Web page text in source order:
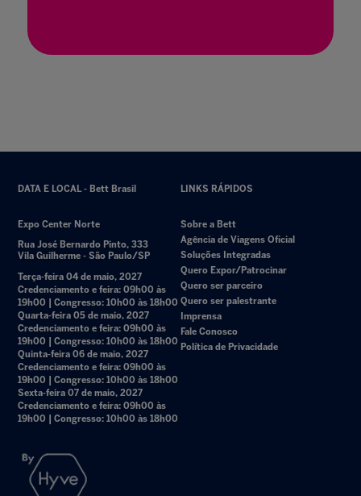
DATA E LOCAL - Bett Brasil
Expo Center Norte
Rua José Bernardo Pinto, 333
Vila Guilherme - São Paulo/SP
Terça-feira 04 de maio, 2027
Credenciamento e feira: 09h00 às
19h00 | Congresso: 10h00 às 18h00
Quarta-feira 05 de maio, 2027
Credenciamento e feira: 09h00 às
19h00 | Congresso: 10h00 às 18h00
Quinta-feira 06 de maio, 2027
Credenciamento e feira: 09h00 às
19h00 | Congresso: 10h00 às 18h00
Sexta-feira 07 de maio, 2027
Credenciamento e feira: 09h00 às
19h00 | Congresso: 10h00 às 18h00
LINKS RÁPIDOS
Sobre a Bett
Agência de Viagens Oficial
Soluções Integradas
Quero Expor/Patrocinar
Quero ser parceiro
Quero ser palestrante
Imprensa
Fale Conosco
Política de Privacidade